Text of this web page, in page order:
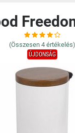
(Összesen 4 értékelés)
ÚJDONSÁG